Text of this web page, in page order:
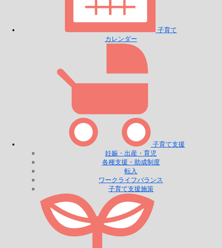
子育て
カレンダー
子育て支援
妊娠・出産・育児
各種支援・助成制度
転入
ワークライフバランス
子育て支援施策